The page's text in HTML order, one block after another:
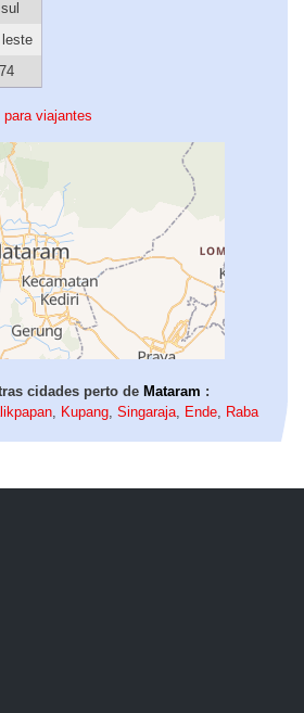
leste
viajantes
cidades perto de Mataram :
, Kupang, Singaraja, Ende, Raba